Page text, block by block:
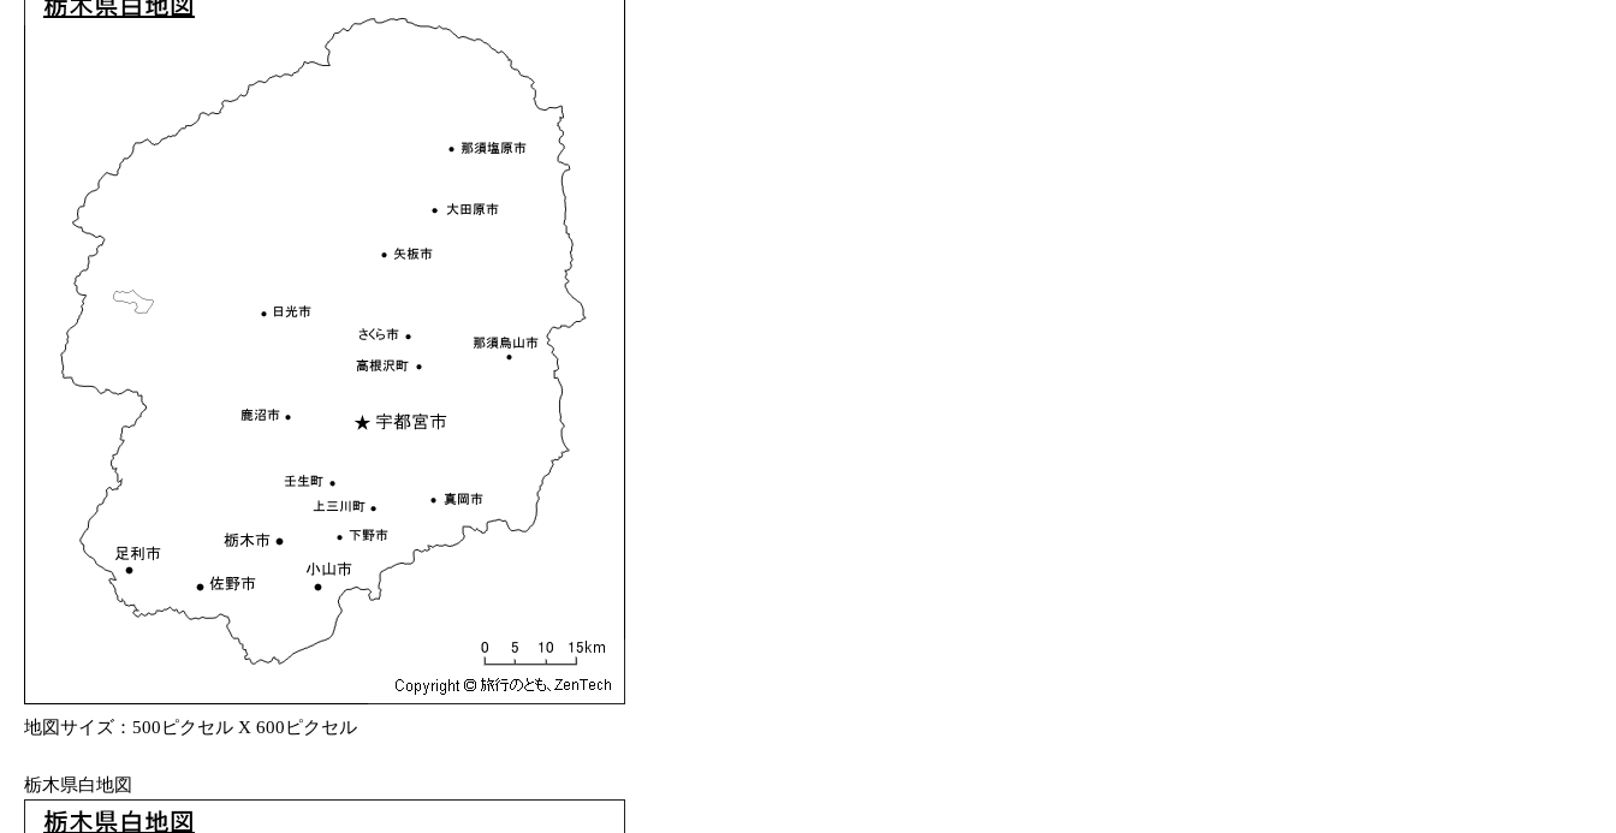
地図サイズ：500ピクセル X 600ピクセル
栃木県白地図